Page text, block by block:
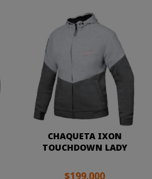
CHAQUETA IXON
TOUCHDOWN LADY
$199.000